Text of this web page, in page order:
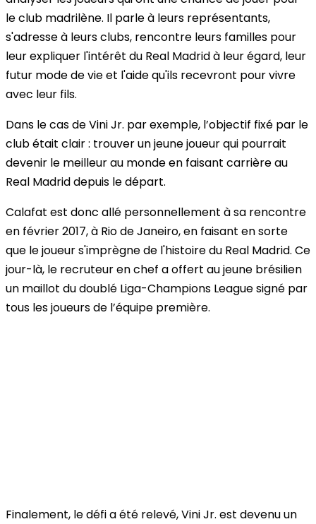
le club madrilène. Il parle à leurs représentants,
s'adresse à leurs clubs, rencontre leurs familles pour
leur expliquer l'intérêt du Real Madrid à leur égard, leur
futur mode de vie et l'aide qu'ils recevront pour vivre
avec leur fils.
Dans le cas de Vini Jr. par exemple, l’objectif fixé par le
club était clair : trouver un jeune joueur qui pourrait
devenir le meilleur au monde en faisant carrière au
Real Madrid depuis le départ.
Calafat est donc allé personnellement à sa rencontre
en février 2017, à Rio de Janeiro, en faisant en sorte
que le joueur s'imprègne de l'histoire du Real Madrid. Ce
jour-là, le recruteur en chef a offert au jeune brésilien
un maillot du doublé Liga-Champions League signé par
tous les joueurs de l’équipe première.
Finalement, le défi a été relevé, Vini Jr. est devenu un